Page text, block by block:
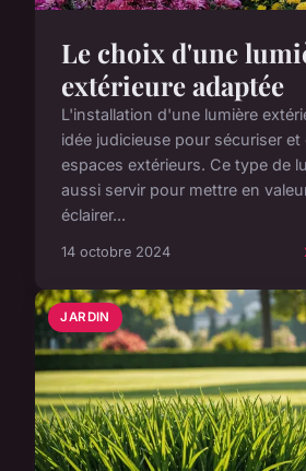
Le choix d'une
extérieure adaptée
L'installation d'une lumière
idée judicieuse pour sécuriser et
espaces extérieurs. Ce type de
aussi servir pour mettre en
éclairer...
14 octobre 2024
JARDIN